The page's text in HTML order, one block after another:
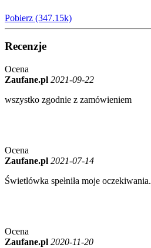
Pobierz (347.15k)
Recenzje
Ocena
Zaufane.pl 2021-09-22
wszystko zgodnie z zamówieniem
Ocena
Zaufane.pl 2021-07-14
Świetlówka spełniła moje oczekiwania.
Ocena
Zaufane.pl 2020-11-20